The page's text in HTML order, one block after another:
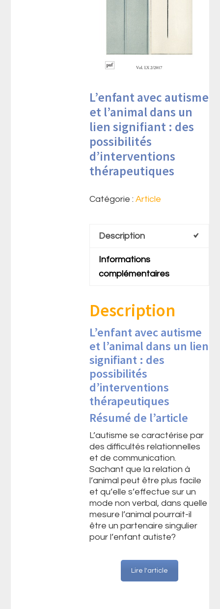
L’enfant avec autisme
et l’animal dans un
lien signifiant : des
possibilités
d’interventions
thérapeutiques
Catégorie :Article
Description
Informations
complémentaires
Description
L’enfant avec autisme
et l’animal dans un lien
signifiant : des
possibilités
d’interventions
thérapeutiques
Résumé de l’article
L’autisme se caractérise par
des difficultés relationnelles
et de communication.
Sachant que la relation à
l’animal peut être plus facile
et qu’elle s’effectue sur un
mode non verbal, dans quelle
mesure l’animal pourrait-il
être un partenaire singulier
pour l’enfant autiste?
Lire l'article